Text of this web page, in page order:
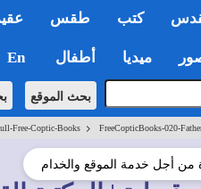
كتب طقس
ميديا أطفال En
بحث الموقع
Free-Coptic-Books> FreeCopticBooks-020-
من أجل خدمة الموقع والخدام